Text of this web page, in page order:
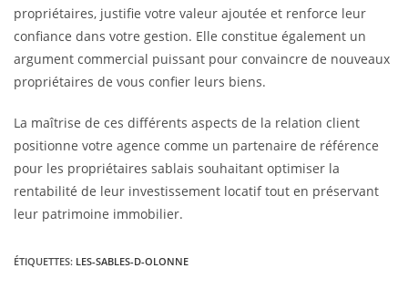
propriétaires, justifie votre valeur ajoutée et renforce leur
confiance dans votre gestion. Elle constitue également un
argument commercial puissant pour convaincre de nouveaux
propriétaires de vous confier leurs biens.
La maîtrise de ces différents aspects de la relation client
positionne votre agence comme un partenaire de référence
pour les propriétaires sablais souhaitant optimiser la
rentabilité de leur investissement locatif tout en préservant
leur patrimoine immobilier.
ÉTIQUETTES: LES-SABLES-D-OLONNE